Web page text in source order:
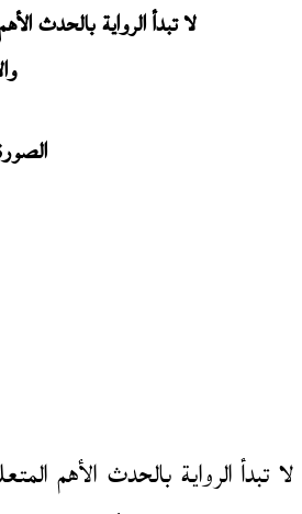
لا تبدأ الرواية بالحدث
لا تبدأ الرواية بالحدث الأهم